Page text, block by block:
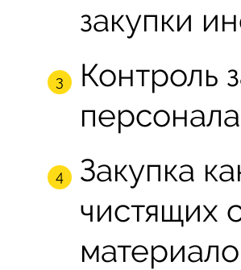
закупки
Контроль
Закупка
чистящих